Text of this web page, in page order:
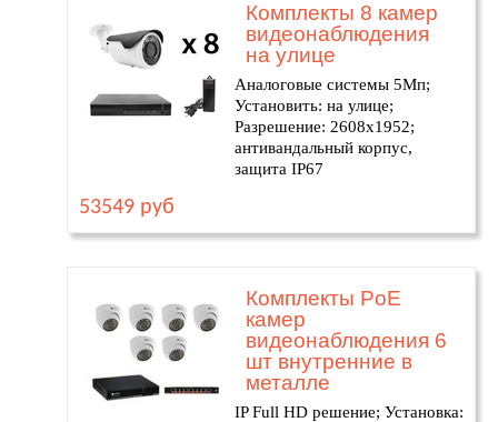
Комплекты 8 камер
видеонаблюдения
на улице
Аналоговые системы 5Мп;
Установить: на улице;
Разрешение: 2608х1952;
антивандальный корпус,
защита IP67
53549 руб
Комплекты PoE
камер
видеонаблюдения 6
шт внутренние в
металле
IP Full HD решение; Установка: